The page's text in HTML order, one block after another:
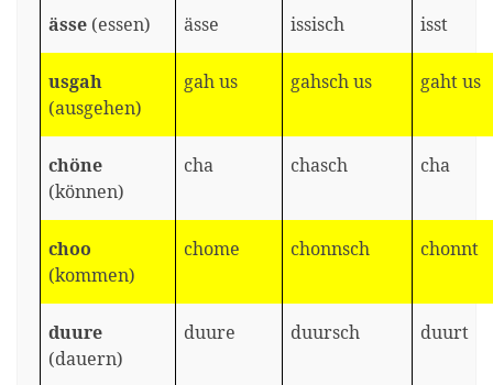
ässe (essen) ässe issisch isst
usgah
(ausgehen)
gah us gahsch us gaht us
chöne
(können)
cha chasch cha
choo
(kommen)
chome chonnsch chonnt
duure
(dauern)
duure duursch duurt